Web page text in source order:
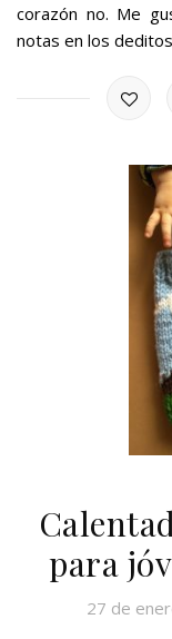
corazón no. Me
notas en los
para
27 de